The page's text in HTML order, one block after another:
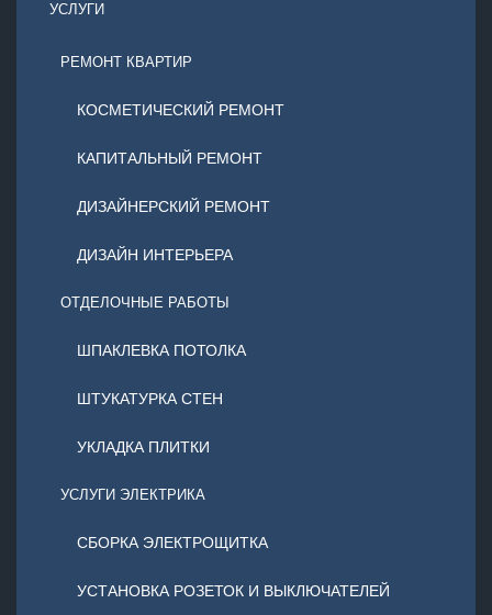
УСЛУГИ
РЕМОНТ КВАРТИР
КОСМЕТИЧЕСКИЙ РЕМОНТ
КАПИТАЛЬНЫЙ РЕМОНТ
ДИЗАЙНЕРСКИЙ РЕМОНТ
ДИЗАЙН ИНТЕРЬЕРА
ОТДЕЛОЧНЫЕ РАБОТЫ
ШПАКЛЕВКА ПОТОЛКА
ШТУКАТУРКА СТЕН
УКЛАДКА ПЛИТКИ
УСЛУГИ ЭЛЕКТРИКА
СБОРКА ЭЛЕКТРОЩИТКА
УСТАНОВКА РОЗЕТОК И ВЫКЛЮЧАТЕЛЕЙ